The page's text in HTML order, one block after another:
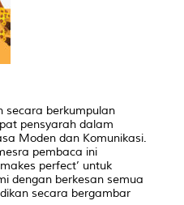
secara berkumpulan
pensyarah dalam
Moden dan Komunikasi.
pembaca ini
perfect’ untuk
dengan berkesan semua
secara bergambar